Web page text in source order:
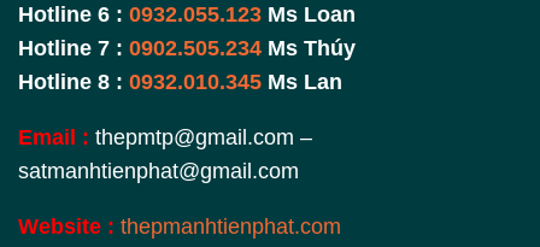
Hotline 6 : 0932.055.123 Ms Loan
Hotline 7 : 0902.505.234 Ms Thúy
Hotline 8 : 0932.010.345 Ms Lan
Email : thepmtp@gmail.com –
satmanhtienphat@gmail.com
Website : thepmanhtienphat.com